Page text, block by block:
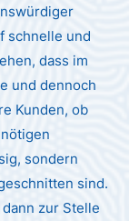
schnelle und
dass im
und dennoch
Kunden, ob
sondern
sind.
zur Stelle